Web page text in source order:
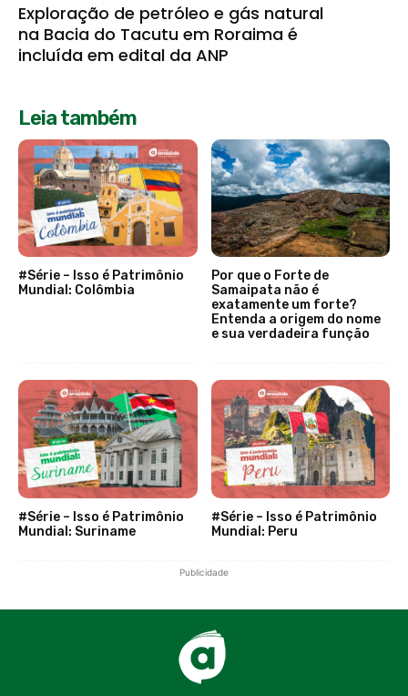
Exploração de petróleo e gás natural
na Bacia do Tacutu em Roraima é
incluída em edital da ANP
Leia também
#Série – Isso é Patrimônio
Mundial: Colômbia
Por que o Forte de
Samaipata não é
exatamente um forte?
Entenda a origem do nome
e sua verdadeira função
#Série – Isso é Patrimônio
Mundial: Suriname
#Série – Isso é Patrimônio
Mundial: Peru
Publicidade